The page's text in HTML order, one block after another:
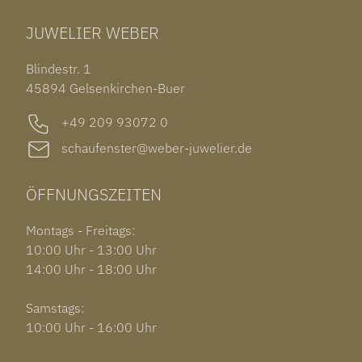
OHRSCHMUCK
OUT OF COLLECTION
ROLEX SUBMARINER DATE
GARMIN VENU 3S
JUWELIER WEBER
Blindestr. 1
45894 Gelsenkirchen-Buer
+49 209 93072 0
schaufenster@weber-juwelier.de
ÖFFNUNGSZEITEN
Montags - Freitags:
10:00 Uhr - 13:00 Uhr
14:00 Uhr - 18:00 Uhr
Samstags:
10:00 Uhr - 16:00 Uhr